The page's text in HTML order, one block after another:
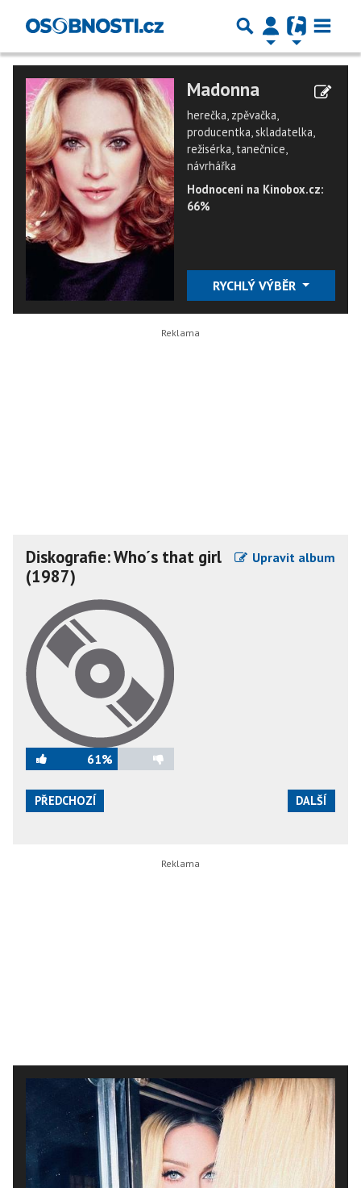
Madonna
herečka, zpěvačka,
producentka, skladatelka,
režisérka, tanečnice,
návrhářka
Hodnocení na Kinobox.cz:
66%
RYCHLÝ VÝBĚR
Diskografie: Who´s that girl
(1987)
Upravit album
61%
PŘEDCHOZÍ DALŠÍ